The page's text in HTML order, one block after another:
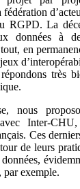
RGPD. La
données à
en
très
nous
avec Inter-
Ces
de leurs
par exemple.